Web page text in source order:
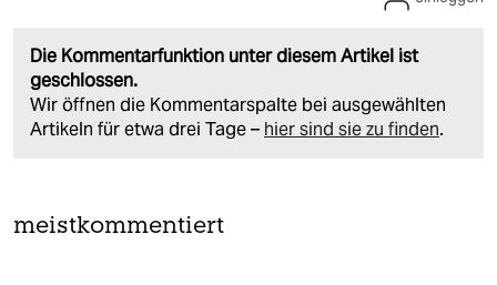
Die Kommentarfunktion unter diesem Artikel ist
geschlossen.
Wir öffnen die Kommentarspalte bei ausgewählten
Artikeln für etwa drei Tage – hier sind sie zu finden.
meistkommentiert